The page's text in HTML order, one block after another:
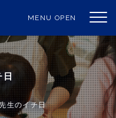
MENU OPEN
生のイチ日